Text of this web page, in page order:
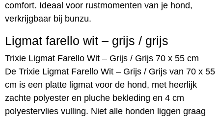
comfort. Ideaal voor rustmomenten van je hond,
verkrijgbaar bij bunzu.
Ligmat farello wit – grijs / grijs
Trixie Ligmat Farello Wit – Grijs / Grijs 70 x 55 cm
De Trixie Ligmat Farello Wit – Grijs / Grijs van 70 x 55
cm is een platte ligmat voor de hond, met heerlijk
zachte polyester en pluche bekleding en 4 cm
polyestervlies vulling. Niet alle honden liggen graag